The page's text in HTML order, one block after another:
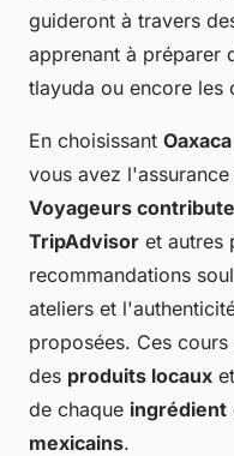
guideront à travers
apprenant à préparer
tlayuda ou encore les
En choisissant Oaxaca
vous avez
Voyageurs
TripAdvisor et autres
recommandations
ateliers et
proposées. Ces
des produits locaux
de chaque ingrédient
mexicains.